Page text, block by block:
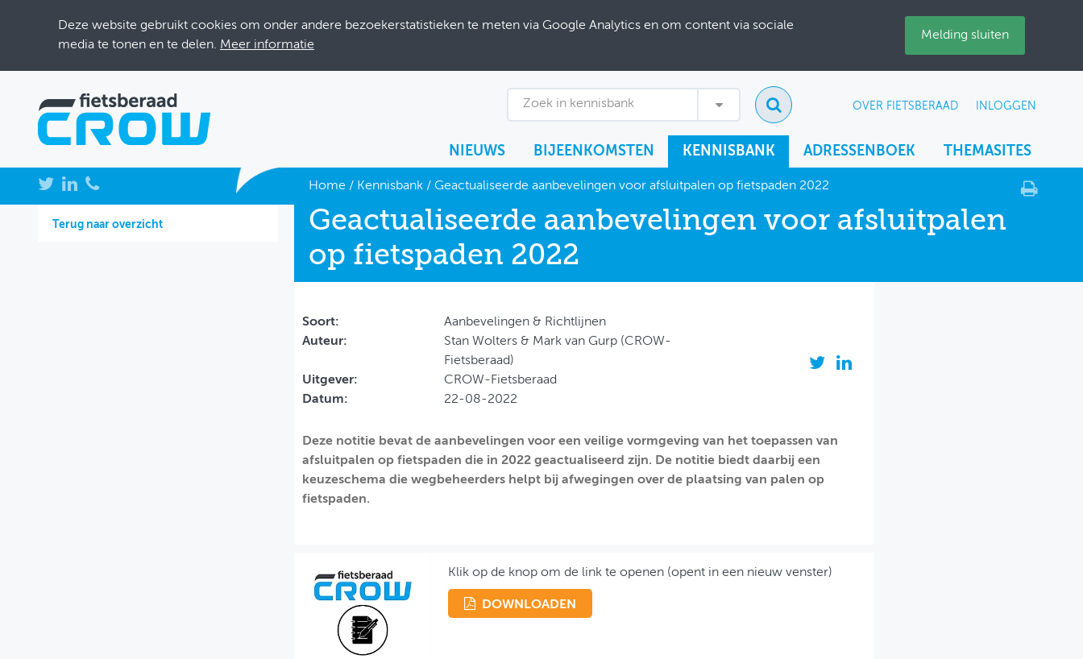
Deze website gebruikt cookies om onder andere bezoekerstatistieken te meten via Google Analytics en om content via sociale
media te tonen en te delen. Meer informatie
Melding sluiten
Zoek in kennisbank OVER FIETSBERAAD INLOGGEN
NIEUWS BIJEENKOMSTEN KENNISBANK ADRESSENBOEK THEMASITES
NIEUWS
BIJEENKOMSTEN
Home / Kennisbank/ Geactualiseerde aanbevelingen voor afsluitpalen op fietspaden 2022
Terug naar overzicht
Geactualiseerde aanbevelingen voor afsluitpalen
op fietspaden 2022
Soort:
Aanbevelingen & Richtlijnen
Auteur:
Stan Wolters & Mark van Gurp (CROW-
Fietsberaad)
Uitgever:
CROW-Fietsberaad
Datum:
22-08-2022
Deze notitie bevat de aanbevelingen voor een veilige vormgeving van het toepassen van
afsluitpalen op fietspaden die in 2022 geactualiseerd zijn. De notitie biedt daarbij een
keuzeschema die wegbeheerders helpt bij afwegingen over de plaatsing van palen op
fietspaden.
Klik op de knop om de link te openen (opent in een nieuw venster)
DOWNLOADEN